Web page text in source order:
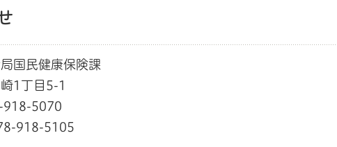
国民健康保険課
1丁目5-1
918-5070
918-5105